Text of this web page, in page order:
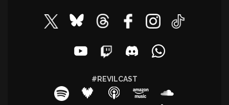
#REVILCAST